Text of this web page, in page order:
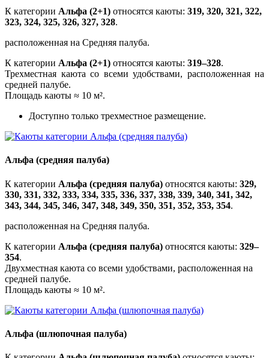
К категории Альфа (2+1) относятся каюты: 319, 320, 321, 322,
323, 324, 325, 326, 327, 328.
расположенная на Средняя палуба.
К категории Альфа (2+1) относятся каюты: 319–328.
Трехместная каюта со всеми удобствами, расположенная на
средней палубе.
Площадь каюты ≈ 10 м².
Доступно только трехместное размещение.
Альфа (средняя палуба)
К категории Альфа (средняя палуба) относятся каюты: 329,
330, 331, 332, 333, 334, 335, 336, 337, 338, 339, 340, 341, 342,
343, 344, 345, 346, 347, 348, 349, 350, 351, 352, 353, 354.
расположенная на Средняя палуба.
К категории Альфа (средняя палуба) относятся каюты: 329–
354.
Двухместная каюта со всеми удобствами, расположенная на
средней палубе.
Площадь каюты ≈ 10 м².
Альфа (шлюпочная палуба)